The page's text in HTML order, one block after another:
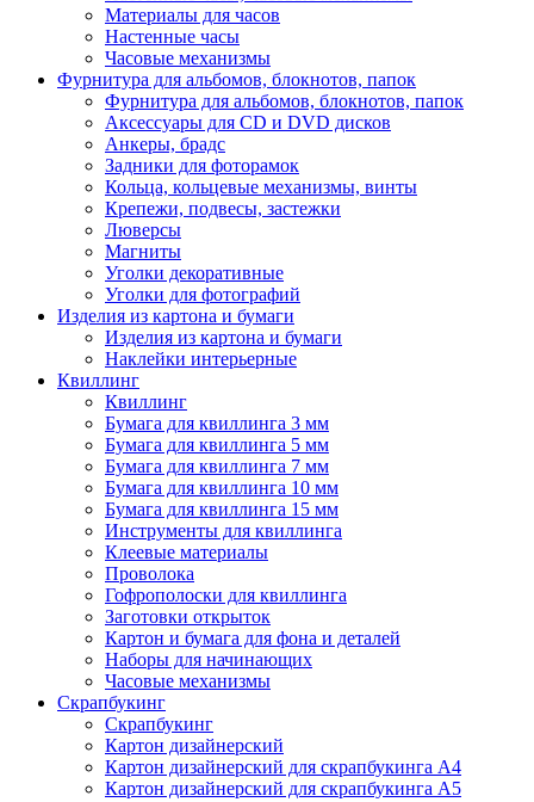
Материалы для часов
Настенные часы
Часовые механизмы
Фурнитура для альбомов, блокнотов, папок
Фурнитура для альбомов, блокнотов, папок
Аксессуары для CD и DVD дисков
Анкеры, брадс
Задники для фоторамок
Кольца, кольцевые механизмы, винты
Крепежи, подвесы, застежки
Люверсы
Магниты
Уголки декоративные
Уголки для фотографий
Изделия из картона и бумаги
Изделия из картона и бумаги
Наклейки интерьерные
Квиллинг
Квиллинг
Бумага для квиллинга 3 мм
Бумага для квиллинга 5 мм
Бумага для квиллинга 7 мм
Бумага для квиллинга 10 мм
Бумага для квиллинга 15 мм
Инструменты для квиллинга
Клеевые материалы
Проволока
Гофрополоски для квиллинга
Заготовки открыток
Картон и бумага для фона и деталей
Наборы для начинающих
Часовые механизмы
Скрапбукинг
Скрапбукинг
Картон дизайнерский
Картон дизайнерский для скрапбукинга А4
Картон дизайнерский для скрапбукинга А5